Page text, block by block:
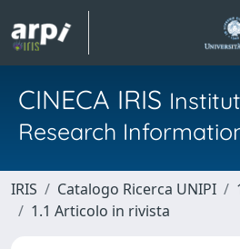
CINECA IRIS
Research
IRIS Catalogo Ricerca UNIPI
1.1 Articolo in rivista